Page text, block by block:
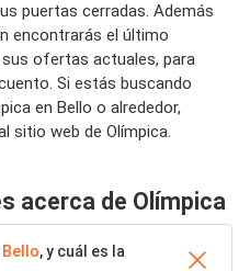
puertas cerradas. Además
encontrarás el último
ofertas actuales, para
Si estás buscando
en Bello o alrededor,
sitio web de Olímpica.
acerca de Olímpica
Bello, y cuál es la